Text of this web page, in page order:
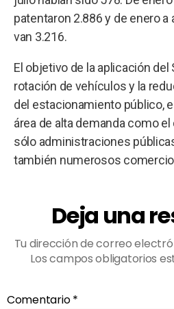
patentaron 2.886 y de enero
van 3.216.
El objetivo de la aplicación del
rotación de vehículos y la
del estacionamiento público,
área de alta demanda como
sólo administraciones
también numerosos
Deja una
Tu dirección de correo
Los campos obligatorios
Comentario*